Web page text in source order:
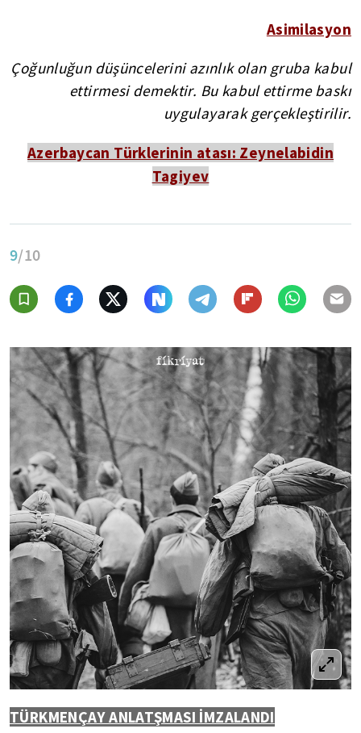
Asimilasyon
Çoğunluğun düşüncelerini azınlık olan gruba kabul
ettirmesi demektir. Bu kabul ettirme baskı
uygulayarak gerçekleştirilir.
Azerbaycan Türklerinin atası: Zeynelabidin
Tagiyev
9/10
TÜRKMENÇAY ANLATŞMASI İMZALANDI